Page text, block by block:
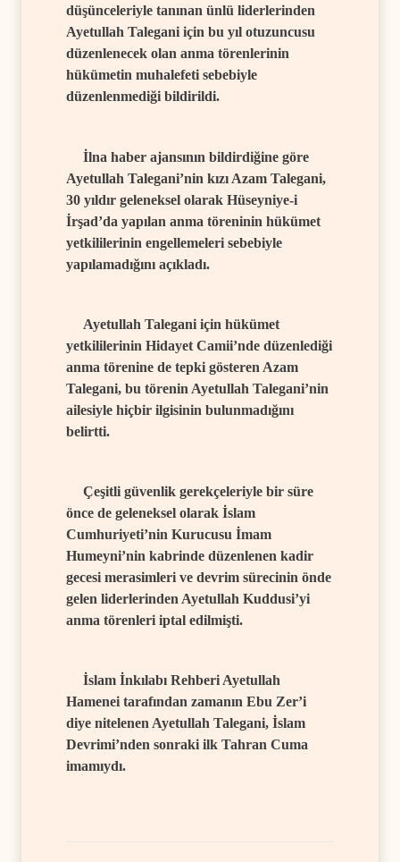
düşünceleriyle tanınan ünlü liderlerinden
Ayetullah Talegani için bu yıl otuzuncusu
düzenlenecek olan anma törenlerinin
hükümetin muhalefeti sebebiyle
düzenlenmediği bildirildi.
İlna haber ajansının bildirdiğine göre
Ayetullah Talegani’nin kızı Azam Talegani,
30 yıldır geleneksel olarak Hüseyniye-i
İrşad’da yapılan anma töreninin hükümet
yetkililerinin engellemeleri sebebiyle
yapılamadığını açıkladı.
Ayetullah Talegani için hükümet
yetkililerinin Hidayet Camii’nde düzenlediği
anma törenine de tepki gösteren Azam
Talegani, bu törenin Ayetullah Talegani’nin
ailesiyle hiçbir ilgisinin bulunmadığını
belirtti.
Çeşitli güvenlik gerekçeleriyle bir süre
önce de geleneksel olarak İslam
Cumhuriyeti’nin Kurucusu İmam
Humeyni’nin kabrinde düzenlenen kadir
gecesi merasimleri ve devrim sürecinin önde
gelen liderlerinden Ayetullah Kuddusi’yi
anma törenleri iptal edilmişti.
İslam İnkılabı Rehberi Ayetullah
Hamenei tarafından zamanın Ebu Zer’i
diye nitelenen Ayetullah Talegani, İslam
Devrimi’nden sonraki ilk Tahran Cuma
imamıydı.